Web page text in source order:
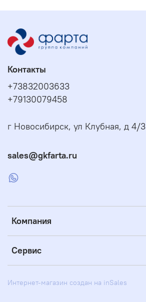
Компания
Сервис
Контакты
+73832003633
+79130079458
г Новосибирск, ул Клубная, д 4/3
sales@gkfarta.ru
Интернет-магазин создан на inSales